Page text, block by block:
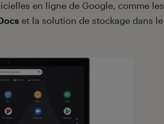
en ligne de Google, comme les
et la solution de stockage dans le